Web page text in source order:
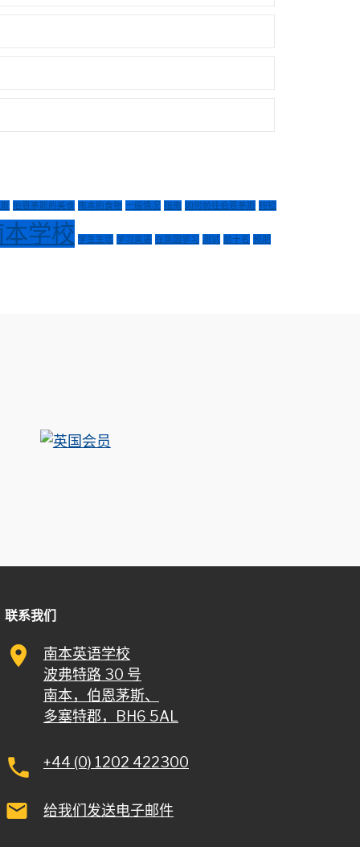
伯恩茅斯的美食 南本的食物 一般情况 指南 如何前往伯恩茅斯 钶钽
学校 学生生活 学习英语 在英国学习 测试 前十名 预期
联系我们
南本英语学校
波弗特路 30 号
南本，伯恩茅斯、
多塞特郡，BH6 5AL
+44 (0) 1202 422300
给我们发送电子邮件
Português
Magyar
한국어
Svenska